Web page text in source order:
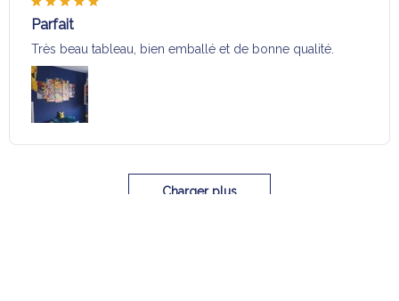
Parfait
Très beau tableau, bien emballé et de bonne qualité.
Charger plus